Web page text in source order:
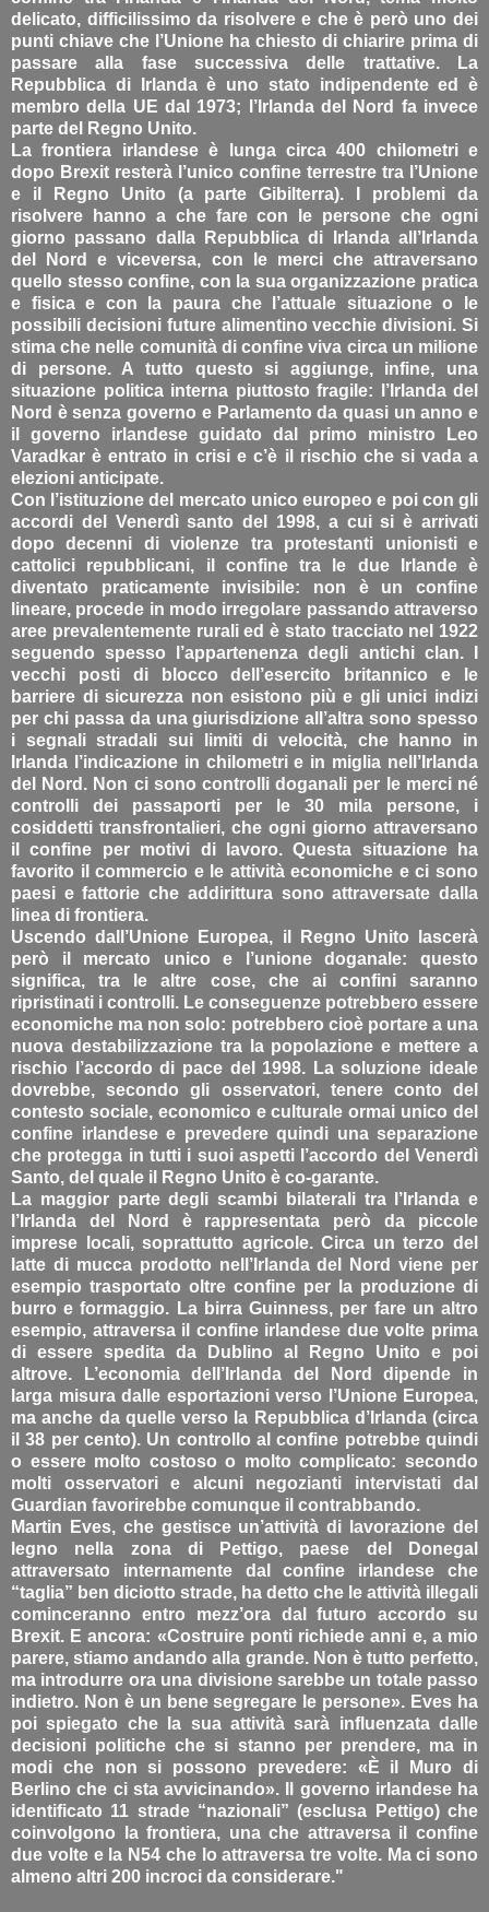
delicato, difficilissimo da risolvere e che è però uno dei
punti chiave che l’Unione ha chiesto di chiarire prima di
passare alla fase successiva delle trattative. La
Repubblica di Irlanda è uno stato indipendente ed è
membro della UE dal 1973; l’Irlanda del Nord fa invece
parte del Regno Unito.
La frontiera irlandese è lunga circa 400 chilometri e
dopo Brexit resterà l’unico confine terrestre tra l’Unione
e il Regno Unito (a parte Gibilterra). I problemi da
risolvere hanno a che fare con le persone che ogni
giorno passano dalla Repubblica di Irlanda all’Irlanda
del Nord e viceversa, con le merci che attraversano
quello stesso confine, con la sua organizzazione pratica
e fisica e con la paura che l’attuale situazione o le
possibili decisioni future alimentino vecchie divisioni. Si
stima che nelle comunità di confine viva circa un milione
di persone. A tutto questo si aggiunge, infine, una
situazione politica interna piuttosto fragile: l’Irlanda del
Nord è senza governo e Parlamento da quasi un anno e
il governo irlandese guidato dal primo ministro Leo
Varadkar è entrato in crisi e c’è il rischio che si vada a
elezioni anticipate.
Con l’istituzione del mercato unico europeo e poi con gli
accordi del Venerdì santo del 1998, a cui si è arrivati
dopo decenni di violenze tra protestanti unionisti e
cattolici repubblicani, il confine tra le due Irlande è
diventato praticamente invisibile: non è un confine
lineare, procede in modo irregolare passando attraverso
aree prevalentemente rurali ed è stato tracciato nel 1922
seguendo spesso l’appartenenza degli antichi clan. I
vecchi posti di blocco dell’esercito britannico e le
barriere di sicurezza non esistono più e gli unici indizi
per chi passa da una giurisdizione all’altra sono spesso
i segnali stradali sui limiti di velocità, che hanno in
Irlanda l’indicazione in chilometri e in miglia nell’Irlanda
del Nord. Non ci sono controlli doganali per le merci né
controlli dei passaporti per le 30 mila persone, i
cosiddetti transfrontalieri, che ogni giorno attraversano
il confine per motivi di lavoro. Questa situazione ha
favorito il commercio e le attività economiche e ci sono
paesi e fattorie che addirittura sono attraversate dalla
linea di frontiera.
Uscendo dall’Unione Europea, il Regno Unito lascerà
però il mercato unico e l’unione doganale: questo
significa, tra le altre cose, che ai confini saranno
ripristinati i controlli. Le conseguenze potrebbero essere
economiche ma non solo: potrebbero cioè portare a una
nuova destabilizzazione tra la popolazione e mettere a
rischio l’accordo di pace del 1998. La soluzione ideale
dovrebbe, secondo gli osservatori, tenere conto del
contesto sociale, economico e culturale ormai unico del
confine irlandese e prevedere quindi una separazione
che protegga in tutti i suoi aspetti l’accordo del Venerdì
Santo, del quale il Regno Unito è co-garante.
La maggior parte degli scambi bilaterali tra l’Irlanda e
l’Irlanda del Nord è rappresentata però da piccole
imprese locali, soprattutto agricole. Circa un terzo del
latte di mucca prodotto nell’Irlanda del Nord viene per
esempio trasportato oltre confine per la produzione di
burro e formaggio. La birra Guinness, per fare un altro
esempio, attraversa il confine irlandese due volte prima
di essere spedita da Dublino al Regno Unito e poi
altrove. L’economia dell’Irlanda del Nord dipende in
larga misura dalle esportazioni verso l’Unione Europea,
ma anche da quelle verso la Repubblica d’Irlanda (circa
il 38 per cento). Un controllo al confine potrebbe quindi
o essere molto costoso o molto complicato: secondo
molti osservatori e alcuni negozianti intervistati dal
Guardian favorirebbe comunque il contrabbando.
Martin Eves, che gestisce un’attività di lavorazione del
legno nella zona di Pettigo, paese del Donegal
attraversato internamente dal confine irlandese che
“taglia” ben diciotto strade, ha detto che le attività illegali
cominceranno entro mezz’ora dal futuro accordo su
Brexit. E ancora: «Costruire ponti richiede anni e, a mio
parere, stiamo andando alla grande. Non è tutto perfetto,
ma introdurre ora una divisione sarebbe un totale passo
indietro. Non è un bene segregare le persone». Eves ha
poi spiegato che la sua attività sarà influenzata dalle
decisioni politiche che si stanno per prendere, ma in
modi che non si possono prevedere: «È il Muro di
Berlino che ci sta avvicinando». Il governo irlandese ha
identificato 11 strade “nazionali” (esclusa Pettigo) che
coinvolgono la frontiera, una che attraversa il confine
due volte e la N54 che lo attraversa tre volte. Ma ci sono
almeno altri 200 incroci da considerare."